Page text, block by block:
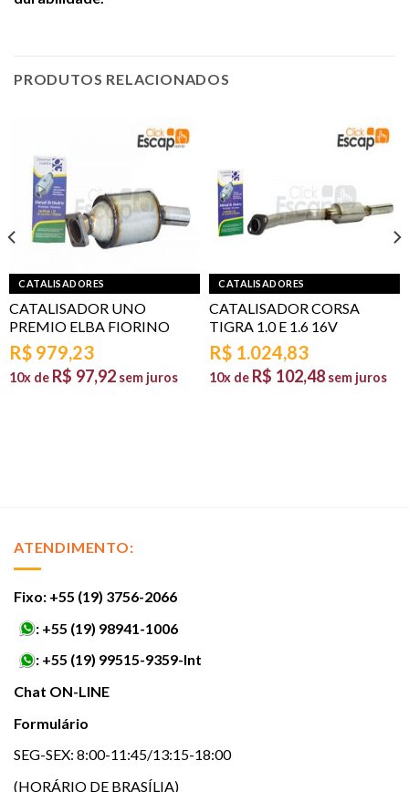
PRODUTOS RELACIONADOS
CATALISADORES
CATALISADOR UNO
PREMIO ELBA FIORINO
R$ 979,23
10x de R$ 97,92 sem juros
CATALISADORES
CATALISADOR CORSA
TIGRA 1.0 E 1.6 16V
R$ 1.024,83
10x de R$ 102,48 sem juros
ATENDIMENTO:
Fixo: +55 (19) 3756-2066
: +55 (19) 98941-1006
: +55 (19) 99515-9359-Int
Chat ON-LINE
Formulário
SEG-SEX: 8:00-11:45/13:15-18:00
(HORÁRIO DE BRASÍLIA)